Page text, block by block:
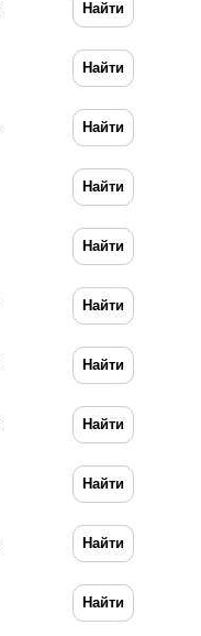
Найти
Найти
Найти
Найти
Найти
Найти
Найти
Найти
Найти
Найти
Найти